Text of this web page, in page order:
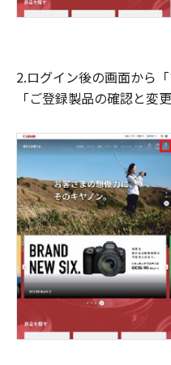
2.ログイン後の画面から「
「ご登録製品の確認と変